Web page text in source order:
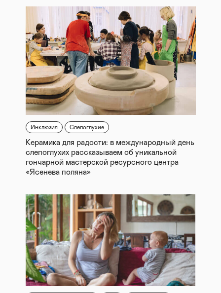
Инклюзия Слепоглухие
Керамика для радости: в международный день
слепоглухих рассказываем об уникальной
гончарной мастерской ресурсного центра
«Ясенева поляна»